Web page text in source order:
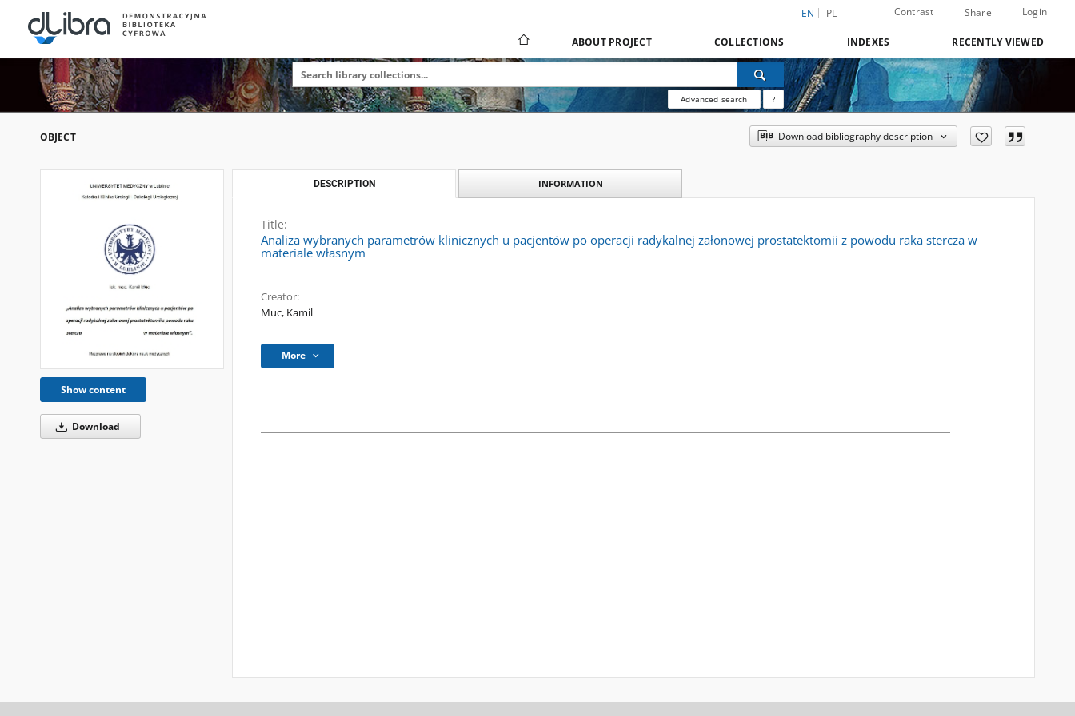
EN PL Contrast Share Login
ABOUT PROJECT COLLECTIONS INDEXES RECENTLY VIEWED
Advanced search ?
OBJECT Download bibliography description
Show content
Download
DESCRIPTION INFORMATION
Title:
Analiza wybranych parametrów klinicznych u pacjentów po operacji radykalnej załonowej prostatektomii z powodu raka stercza w
materiale własnym
Creator:
Muc, Kamil
More